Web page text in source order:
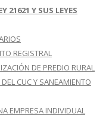
21621 Y SUS LEYES
REGISTRAL
DE PREDIO RURAL
CUC Y SANEAMIENTO
EMPRESA INDIVIDUAL